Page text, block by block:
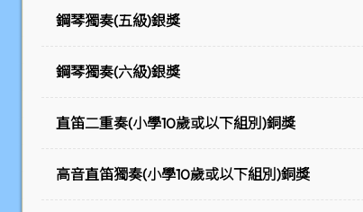
鋼琴獨奏(五級)銀獎
鋼琴獨奏(六級)銀獎
直笛二重奏(小學10歲或以下組別)銅獎
高音直笛獨奏(小學10歲或以下組別)銅獎